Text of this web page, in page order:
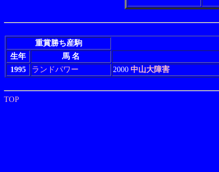
重賞勝ち産駒
生年
馬 名
1995
ランドパワー 2000 中山大障害
TOP